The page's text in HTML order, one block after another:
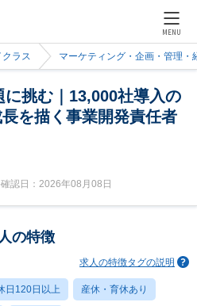
MENU
ラス マーケティング・企画・管理・
挑む｜13,000社導入の
を描く事業開発責任者
認日：2026年08月08日
の特徴
求人の特徴タグの説明
日120日以上 産休・育休あり